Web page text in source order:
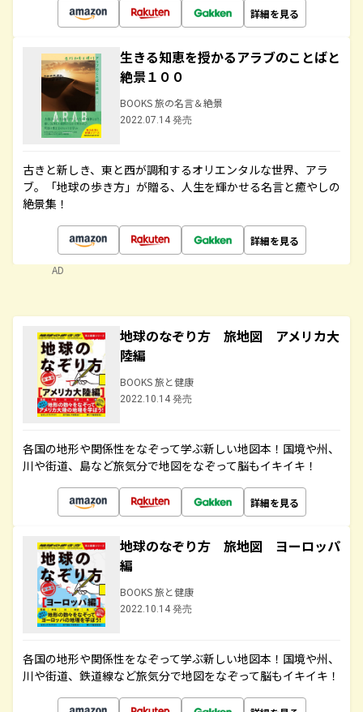
詳細を見る
生きる知恵を授かるアラブのことばと
絶景１００
BOOKS 旅の名言＆絶景
2022.07.14 発売
古きと新しき、東と西が調和するオリエンタルな世界、アラ
ブ。「地球の歩き方」が贈る、人生を輝かせる名言と癒やしの
絶景集！
詳細を見る
AD
地球のなぞり方 旅地図 アメリカ大
陸編
BOOKS 旅と健康
2022.10.14 発売
各国の地形や関係性をなぞって学ぶ新しい地図本！国境や州、
川や街道、島など旅気分で地図をなぞって脳もイキイキ！
詳細を見る
地球のなぞり方 旅地図 ヨーロッパ
編
BOOKS 旅と健康
2022.10.14 発売
各国の地形や関係性をなぞって学ぶ新しい地図本！国境や州、
川や街道、鉄道線など旅気分で地図をなぞって脳もイキイキ！